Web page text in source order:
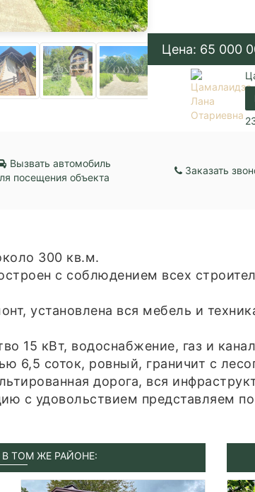
Цена: 65 000
Вызвать автомобиль
посещения объекта
Заказать
300 кв.м.
с соблюдением всех
установлена вся мебель и
15 кВт, водоснабжение, газ и
6,5 соток, ровный, граничит с
дорога, вся
с удовольствием представляем по
ТОМ ЖЕ РАЙОНЕ: